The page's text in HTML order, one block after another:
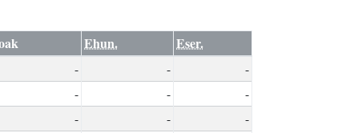
Ehun. Eser.
- -
-
- -
-
- -
-